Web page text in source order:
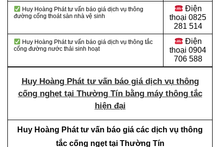
Huy Hoàng Phát tư vấn báo giá dịch vụ thông
đường cống thoát sàn nhà vệ sinh
Điện
thoại 0825
281 514
Huy Hoàng Phát tư vấn báo giá dịch vụ thông tắc
cống đường nước thải sinh hoạt
Điện
thoại 0904
706 588
Huy Hoàng Phát tư vấn báo giá dịch vụ thông
cống nghẹt tại Thường Tín bằng máy thông tắc
hiện đại
Huy Hoàng Phát tư vấn báo giá các dịch vụ thông
tắc cống ngẹt tại Thường Tín